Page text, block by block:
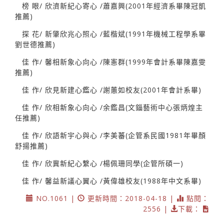
榜 眼/ 欣濟新紀心寄心 /蕭嘉興(2001年經濟系畢陳冠凱
推薦)
探 花/ 新肇欣兆心照心 /藍楷斌(1991年機械工程學系畢
劉世德推薦)
佳 作/ 馨相新象心向心 /陳憲群(1999年會計系畢陳嘉雯
推薦)
佳 作/ 欣見新建心鑑心 /謝蕙如校友(2001年會計系畢)
佳 作/ 欣相新象心向心 /余鑑昌(文錙藝術中心張炳煌主
任推薦)
佳 作/ 欣語新宇心與心 /李美蕃(企管系民國1981年畢顏
舒揚推薦)
佳 作/ 欣冀新紀心繫心 /楊佩珊同學(企管所碩一)
佳 作/ 馨益新議心翼心 /黃偉雄校友(1988年中文系畢)
NO.1061 |
更新時間：2018-04-18 |
點閱：
2556 |
下載：